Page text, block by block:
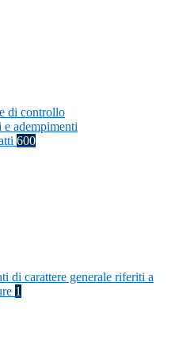
di controllo
adempimenti
600
di carattere generale riferiti a
1